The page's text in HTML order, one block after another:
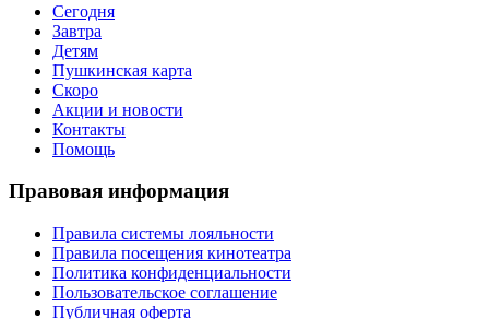
Сегодня
Завтра
Детям
Пушкинская карта
Скоро
Акции и новости
Контакты
Помощь
Правовая информация
Правила системы лояльности
Правила посещения кинотеатра
Политика конфиденциальности
Пользовательское соглашение
Публичная оферта